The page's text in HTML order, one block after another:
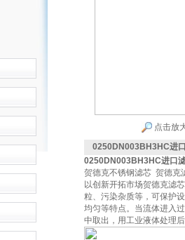
点击放
0250DN003BH3HC进
0250DN003BH3HC进口
贺德克不锈钢滤芯 贺德克
以创新开拓市场贺德克滤
粒、污染杂质等，可保护
均匀等特点。当流体进入
中取出，用工业液体处理